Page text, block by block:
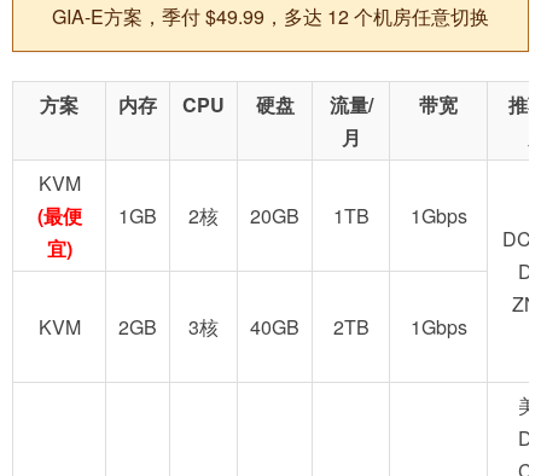
GIA-E方案，季付 $49.99，多达 12 个机房任意切换
方案 内存 CPU 硬盘
流量/
月
带宽
推
KVM
(最便
宜)
1GB 2核 20GB 1TB
1Gbps
KVM
2GB 3核 40GB 2TB 1Gbps